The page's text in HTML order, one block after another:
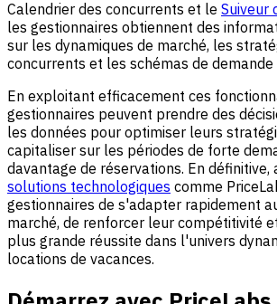
Calendrier des concurrents et le Suiveur
les gestionnaires obtiennent des
sur les dynamiques de marché, les
concurrents et les schémas de demande
En exploitant efficacement ces
gestionnaires peuvent prendre des
les données pour optimiser leurs
capitaliser sur les périodes de forte
davantage de réservations. En définitive,
solutions technologiques comme
gestionnaires de s'adapter rapidement
marché, de renforcer leur compétitivité
plus grande réussite dans l'univers
locations de vacances.